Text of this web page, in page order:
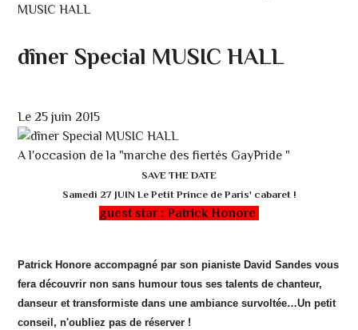
MUSIC HALL
dîner Special MUSIC HALL
Le 25 juin 2015
A l'occasion de la "marche des fiertés GayPride "
SAVE THE DATE
Samedi 27 JUIN Le Petit Prince de Paris' cabaret !
guest star : Patrick Honore
Patrick Honore accompagné par son pianiste David Sandes vous
fera découvrir non sans humour tous ses talents de chanteur,
danseur et transformiste dans une ambiance survoltée…Un petit
conseil, n'oubliez pas de réserver !